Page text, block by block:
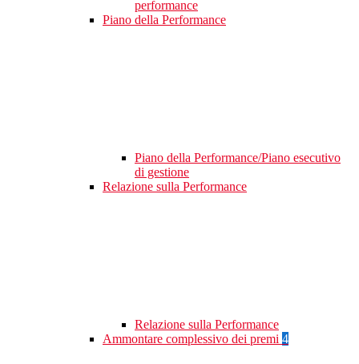
performance
Piano della Performance
Piano della Performance/Piano esecutivo
di gestione
Relazione sulla Performance
Relazione sulla Performance
Ammontare complessivo dei premi 4